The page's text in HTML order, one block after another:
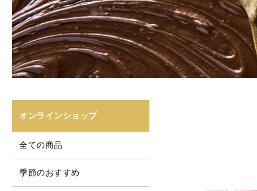
オンラインショップ
全ての商品
季節のおすすめ